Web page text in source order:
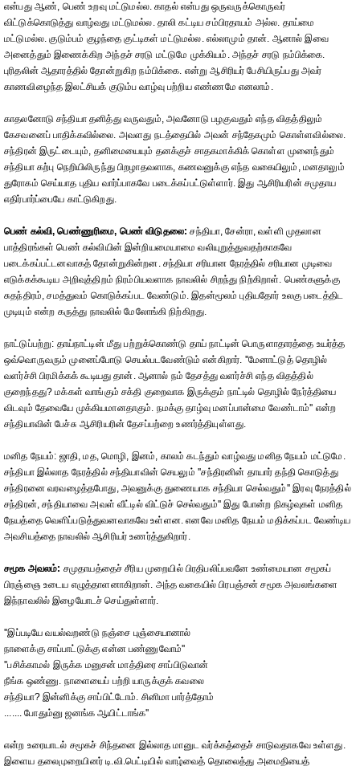
என்பது ஆண், பெண் உறவு மட்டுமல்ல. காதல் என்பது ஒருவருக்கொருவர்
விட்டுக்கொடுத்து வாழ்வது மட்டுமல்ல. தாலி கட்டிய சம்பிரதாயம் அல்ல. தாய்மை
மட்டுமல்ல. குடும்பம் குழந்தை குட்டிகள் மட்டுமல்ல. எல்லாமும் தான். ஆனால் இவை
அனைத்தும் இணைக்கிற அந்தச் சரடு மட்டுமே முக்கியம். அந்தச் சரடு நம்பிக்கை.
புரிதலின் ஆதாரத்தில் தோன்றுகிற நம்பிக்கை. என்று ஆசிரியர் பேசியிருப்பது அவர்
காணவிழைந்த இலட்சியக் குடும்ப வாழ்வு பற்றிய எண்ணமே எனலாம்.
காதலனோடு சந்தியா தனித்து வருவதும், அவனோடு பழகுவதும் எந்த விதத்திலும்
கேசவனைப் பாதிக்கவில்லை. அவளது நடத்தையில் அவன் சந்தேகமும் கொள்ளவில்லை.
சந்திரன் இருட்டையும், தனிமையையும் தனக்குச் சாதகமாக்கிக் கொள்ள முனைந்தும்
சந்தியா கற்பு நெறியிலிருந்து பிறழாதவளாக, கணவனுக்கு எந்த வகையிலும், மனதாலும்
துரோகம் செய்யாத புதிய வார்ப்பாகவே படைக்கப்பட்டுள்ளார். இது ஆசிரியரின் சமுதாய
எதிர்பார்ப்பையே காட்டுகிறது.
பெண் கல்வி, பெண்ணுரிமை, பெண் விடுதலை: சந்தியா, சேன்ரா, வள்ளி முதலான
பாத்திரங்கள் பெண் கல்வியின் இன்றியமையாமை வலியுறுத்துவதற்காகவே
படைக்கப்பட்டனவாகத் தோன்றுகின்றன. சந்தியா சரியான நேரத்தில் சரியான முடிவை
எடுக்கக்கூடிய அறிவுத்திறம் நிரம்பியவளாக நாவலில் சிறந்து நிற்கிறாள். பெண்களுக்கு
சுதந்திரம், சமத்துவம் கொடுக்கப்பட வேண்டும். இதன்மூலம் புதியதோர் உலகு படைத்திட
முடியும் என்ற கருத்து நாவலில் மேலோங்கி நிற்கிறது.
நாட்டுப்பற்று: தாய்நாட்டின் மீது பற்றுக்கொண்டு தாய் நாட்டின் பொருளாதாரத்தை உயர்த்த
ஒவ்வொருவரும் முனைப்போடு செயல்படவேண்டும் என்கிறார். ''மேனாட்டுத் தொழில்
வளர்ச்சி பிரமிக்கக் கூடியது தான். ஆனால் நம் தேசத்து வளர்ச்சி எந்த விதத்தில்
குறைந்தது? மக்கள் வாங்கும் சக்தி குறைவாக இருக்கும் நாட்டில் தொழில் நேர்த்தியை
விடவும் தேவையே முக்கியமானதாகும். நமக்கு தாழ்வு மனப்பான்மை வேண்டாம்'' என்ற
சந்தியாவின் பேச்சு ஆசிரியரின் தேசப்பற்றை உணர்த்தியுள்ளது.
மனித நேயம்: ஜாதி, மத, மொழி, இனம், காலம் கடந்தும் வாழ்வது மனித நேயம் மட்டுமே.
சந்தியா இல்லாத நேரத்தில் சந்தியாவின் செயலும் ''சந்திரனின் தாயார் தந்தி கொடுத்து
சந்திரனை வரவழைத்தபோது, அவனுக்கு துணையாக சந்தியா செல்வதும்'' இரவு நேரத்தில்
சந்திரன், சந்தியாவை அவள் வீட்டில் விட்டுச் செல்வதும்'' இது போன்ற நிகழ்வுகள் மனித
நேயத்தை வெளிப்படுத்துவனவாகவே உள்ளன. எனவே மனித நேயம் மதிக்கப்பட வேண்டிய
அவசியத்தை நாவலில் ஆசிரியர் உணர்த்துகிறார்.
சமூக அவலம்: சமுதாயத்தைச் சீரிய முறையில் பிரதிபலிப்பவனே உண்மையான சமூகப்
பிரஞ்ஞை உடைய எழுத்தாளனாகிறான். அந்த வகையில் பிரபஞ்சன் சமூக அவலங்களை
இந்நாவலில் இழையோடச் செய்துள்ளார்.
''இப்படியே வயல்வறண்டு நஞ்சை புஞ்சையானால்
நாளைக்கு சாப்பாட்டுக்கு என்ன பண்ணுவோம்''
''பசிக்காமல் இருக்க மனுசன் மாத்திரை சாப்பிடுவான்
நீங்க ஒண்ணு. நாளையைப் பற்றி யாருக்குக் கவலை
சந்தியா? இன்னிக்கு சாப்பிட்டோம். சினிமா பார்த்தோம்
....... போதும்னு ஜனங்க ஆயிட்டாங்க''
என்ற உரையாடல் சமூகச் சிந்தனை இல்லாத மானுட வர்க்கத்தைச் சாடுவதாகவே உள்ளது.
இளைய தலைமுறையினர் டி.வி.பெட்டியில் வாழ்வைத் தொலைத்து அமைதியைத்